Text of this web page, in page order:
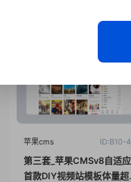
苹果cms ID:B10-
第三套_苹果CMSv8自适应
首款DIY视频站模板体量超